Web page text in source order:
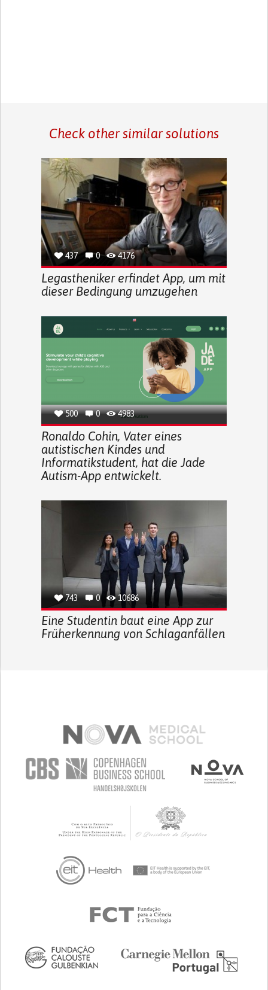
Check other similar solutions
437 0 4176
Legastheniker erfindet App, um mit
dieser Bedingung umzugehen
500 0 4983
Ronaldo Cohin, Vater eines
autistischen Kindes und
Informatikstudent, hat die Jade
Autism-App entwickelt.
743 0 10686
Eine Studentin baut eine App zur
Früherkennung von Schlaganfällen